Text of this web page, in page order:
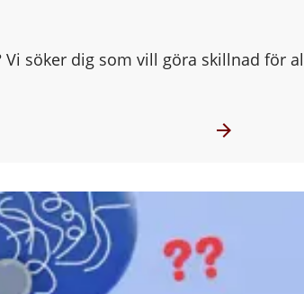
söker dig som vill göra skillnad för